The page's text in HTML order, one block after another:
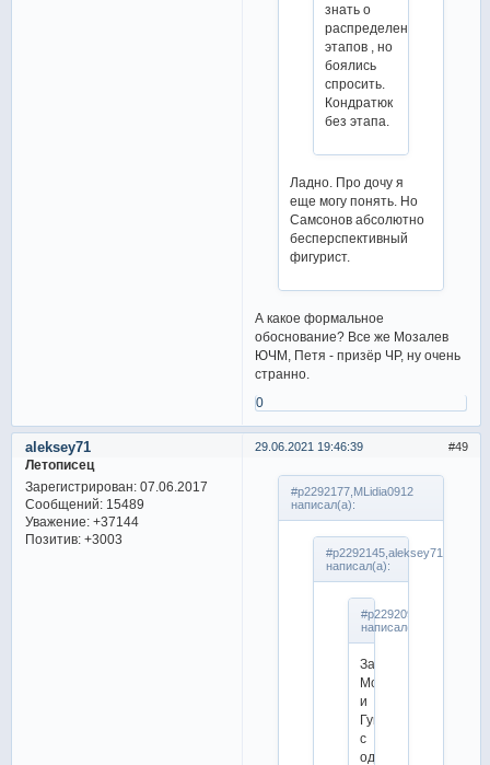
знать о
распределении
этапов , но
боялись
спросить.
Кондратюк
без этапа.
Ладно. Про дочу я
еще могу понять. Но
Самсонов абсолютно
бесперспективный
фигурист.
А какое формальное
обоснование? Все же Мозалев
ЮЧМ, Петя - призёр ЧР, ну очень
странно.
0
49
29.06.2021 19:46:39
aleksey71
Летописец
Зарегистрирован: 07.06.2017
Сообщений:15489
Уважение: +37144
Позитив: +3003
#p2292177,MLidia0912
написал(а):
#p2292145,aleksey71
написал(а):
#p2292099,MLidia0912
написал(а):
Зато
Мозалев
и
Гуменник
с
одним,